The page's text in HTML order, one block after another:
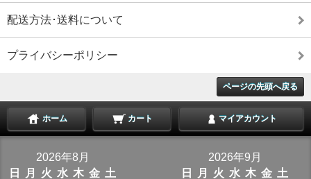
配送方法･送料について
プライバシーポリシー
ページの先頭へ戻る
ホーム カート マイアカウント
2026年8月
日
月 火 水 木 金 土
2026年9月
日
月 火 水 木 金 土